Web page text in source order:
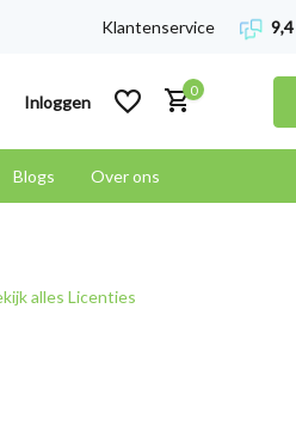
Klantenservice 9,4
Inloggen
0
Blogs Over ons
alles Licenties